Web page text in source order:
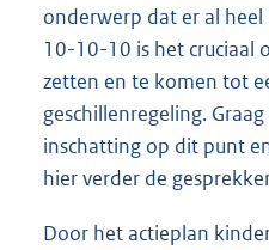
onderwerp dat er al
10-10-10 is het cruciaal
zetten en te komen tot
geschillenregeling.
inschatting op dit punt
hier verder de
Door het actieplan